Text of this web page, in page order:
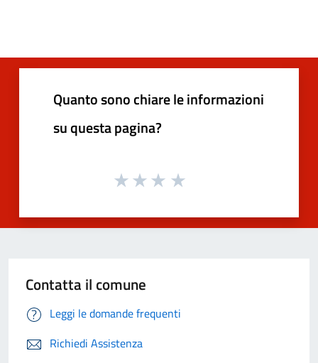
Quanto sono chiare le informazioni
su questa pagina?
Contatta il comune
Leggi le domande frequenti
Richiedi Assistenza